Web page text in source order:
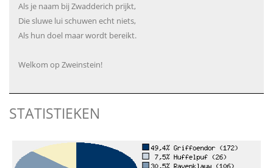
Als je naam bij Zwadderich prijkt,
Die sluwe lui schuwen echt niets,
Als hun doel maar wordt bereikt.
Welkom op Zweinstein!
STATISTIEKEN